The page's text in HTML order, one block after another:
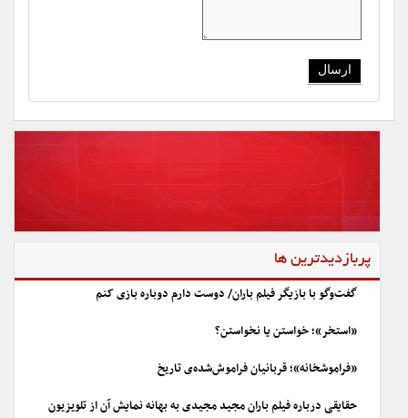
پربازدیدترین ها
گفت‌وگو با بازیگر فیلم باران/ دوست دارم دوباره بازی کنم
«استخر»؛ خواستن یا نخواستن؟
«فراموشخانه»؛ قربانیان فراموش‌شده‌ی تاریخ
حقایقی درباره فیلم باران مجید مجیدی به بهانه نمایش آن از تلویزیون